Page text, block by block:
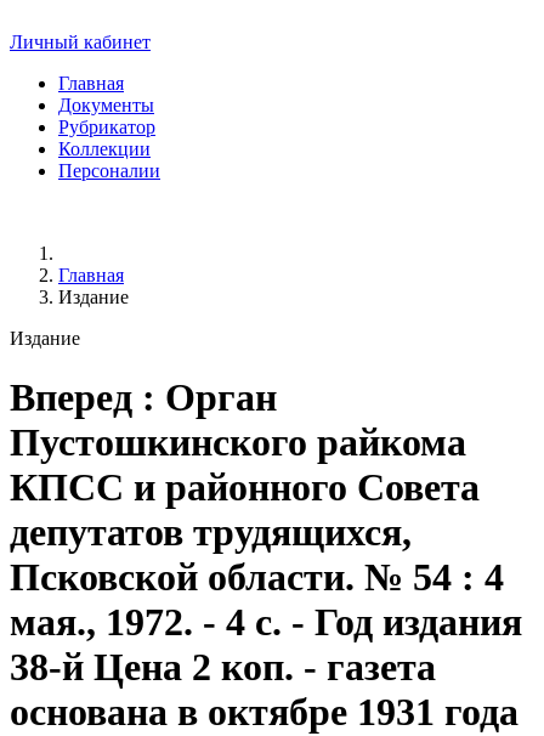
Личный кабинет
Главная
Документы
Рубрикатор
Коллекции
Персоналии
Главная
Издание
Издание
Вперед : Орган
Пустошкинского райкома
КПСС и районного Совета
депутатов трудящихся,
Псковской области. № 54 : 4
мая., 1972. - 4 с. - Год издания
38-й Цена 2 коп. - газета
основана в октябре 1931 года